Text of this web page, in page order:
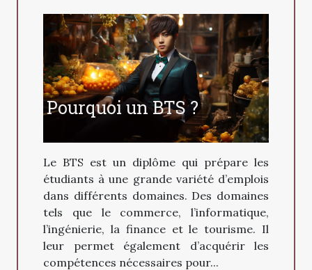
Pourquoi un BTS ?
Le BTS est un diplôme qui prépare les
étudiants à une grande variété d’emplois
dans différents domaines. Des domaines
tels que le commerce, l’informatique,
l’ingénierie, la finance et le tourisme. Il
leur permet également d’acquérir les
compétences nécessaires pour...